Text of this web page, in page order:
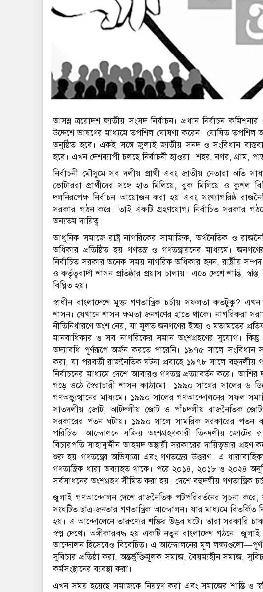
আসন্ন ত্রয়োদশ জাতীয় সংসদ নির্বাচন। প্রধান নির্বাচন
উদ্দেশে ভাষণের মাধ্যমে তপশিল ঘোষণা করেন। ঘোষিত তপশিল
অনুষ্ঠিত হবে। একই সঙ্গে জুলাই জাতীয় সনদ ও সংবিধান
হবে। এখন দেশব্যাপী চলছে নির্বাচনী হাওয়া। শহর, নগর, গ্রাম,
নির্বাচনী মৌসুমে সব দলীয় প্রার্থী এবং জাতীয় নেতারা অতি
ভোটাররা প্রার্থীদের সঙ্গে হাত মিলিয়ে, বুক মিলিয়ে ও কুশল
দলনিরপেক্ষ নির্বাচন আয়োজন করা হয় এবং সংখ্যাগরিষ্ঠ
সরকার গঠন করে। তাই একটি গ্রহণযোগ্য নির্বাচিত সরকার
অন্যতম দায়িত্ব।
আধুনিক সমাজে রাষ্ট্র নাগরিকের সামাজিক, অর্থনৈতিক ও
অধিকার প্রতিষ্ঠিত হয় গণতন্ত্র ও গণতন্ত্রায়নের মাধ্যমে।
নির্বাচিত সরকার অনেক সময় নাগরিক অধিকার হনন, রাষ্ট্রীয়
ও কর্তৃত্ববাদী শাসন প্রতিষ্ঠার প্রয়াস চালায়। এতে দেশে শান্তি,
বিঘ্নিত হয়।
স্বাধীন বাংলাদেশে মুক্ত গণতান্ত্রিক চর্চায় সফলতা কতটুকু?
শাসন। যেখানে শাসন ক্ষমতা জনগণের হাতে থাকে। নাগরিকরা
নীতিনির্ধারণে অংশ নেয়, যা মূলত জনগণের ইচ্ছা ও মতামতের
মানবাধিকার ও সব নাগরিকের সমান অংশগ্রহণের সুযোগ। কিন্তু
অদ্যাবধি পূর্ণরূপে অর্জন করতে পারেনি। ১৯৭৫ সালে সংবিধান
করা, যা পরবর্তী রাজনৈতিক ঘটনা প্রবাহে ১৯৭৮ সালে বহুদলীয়
নির্বাচনের মাধ্যমে দেশে আবারও গণতন্ত্র প্রত্যাবর্তন করে।
গড়ে ওঠে স্বৈরাচারী শাসন কাঠামো। ১৯৯০ সালের সালের ৬
গণঅভ্যুত্থানের মাধ্যমে। ১৯৯০ সালের গণআন্দোলনের সফল
সাতদলীয় জোট, আটদলীয় জোট ও পাঁচদলীয় রাজনৈতিক
সরকারের পতন ঘটায়। ১৯৯০ সালে সামরিক সরকারের পতন
পরিচিত। আন্দোলনে সক্রিয় অংশগ্রহণকারী তিনদলীয় জোটের
বিচারপতি সাহাবুদ্দীন আহমদ অস্থায়ী সরকারের দায়িত্বভার গ্রহণ
শুরু হয় গণতন্ত্রের অভিযাত্রা এবং গণতন্ত্রের উত্তরণ। এ
গণতান্ত্রিক ধারা অব্যাহত থাকে। পরে ২০১৪, ২০১৮ ও ২০২৪
সর্বসাধনের অংশগ্রহণ সীমিত করা হয়। দেশে বহুদলীয় গণতান্ত্রিক
জুলাই গণআন্দোলন দেশে রাজনৈতিক পটপরিবর্তনের সূচনা
সংঘটিত ছাত্র-জনতার গণতান্ত্রিক আন্দোলন। যার মাধ্যমে বিতর্কিত
হয়। এ আন্দোলেনে তারুণ্যের শক্তির উদ্ভব ঘটে। তারা সরকারি
স্বপ্ন দেখে। অঙ্গীকারবদ্ধ হয় একটি নতুন বাংলাদেশ গঠনে।
আন্দোলন হিসেবেও বিবেচিত। এ আন্দোলনের মূল লক্ষ্যগুলো—পূর্ণ
সুবিচার প্রতিষ্ঠা করা, অন্তর্ভুক্তিমূলক সমাজ, বৈষম্যহীন সমাজ,
কর্মসংস্থানের ব্যবস্থা করা।
এখন সময় হয়েছে সমাজকে নিয়ন্ত্রণ করা এবং সমাজের শান্তি ও